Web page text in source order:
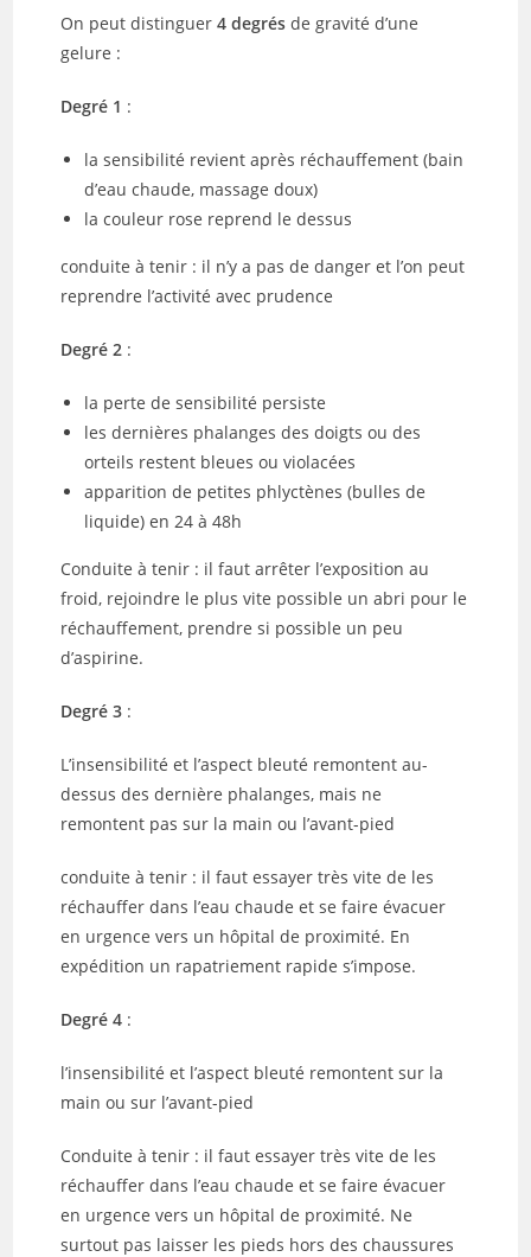
On peut distinguer4 degrés de gravité d’une
gelure :
Degré 1 :
la sensibilité revient après réchauffement (bain
d’eau chaude, massage doux)
la couleur rose reprend le dessus
conduite à tenir : il n’y a pas de danger et l’on peut
reprendre l’activité avec prudence
Degré 2 :
la perte de sensibilité persiste
les dernières phalanges des doigts ou des
orteils restent bleues ou violacées
apparition de petites phlyctènes (bulles de
liquide) en 24 à 48h
Conduite à tenir : il faut arrêter l’exposition au
froid, rejoindre le plus vite possible un abri pour le
réchauffement, prendre si possible un peu
d’aspirine.
Degré 3 :
L’insensibilité et l’aspect bleuté remontent au-
dessus des dernière phalanges, mais ne
remontent pas sur la main ou l’avant-pied
conduite à tenir : il faut essayer très vite de les
réchauffer dans l’eau chaude et se faire évacuer
en urgence vers un hôpital de proximité. En
expédition un rapatriement rapide s’impose.
Degré 4 :
l’insensibilité et l’aspect bleuté remontent sur la
main ou sur l’avant-pied
Conduite à tenir : il faut essayer très vite de les
réchauffer dans l’eau chaude et se faire évacuer
en urgence vers un hôpital de proximité. Ne
surtout pas laisser les pieds hors des chaussures